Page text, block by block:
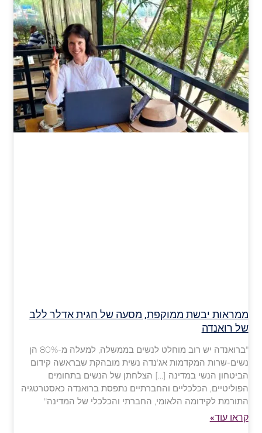
ממראות יבשת ממוקפת, מסעה של חגית אדלר ללב
של רואנדה
"ברואנדה יש רוב מוחלט לנשים בממשלה, למעלה מ-80% הן
נשים-שרות המקדמות אג'נדה נשית מובהקת שבראשה קידום
הביטחון הנשי במדינה […] הצלחתן של הנשים בתחומים
הפוליטיים, הכלכליים והחברתיים נתפסת ברואנדה כאסטרטגיה
התורמת לקידומה הלאומי, החברתי והכלכלי של המדינה"
קראו עוד»